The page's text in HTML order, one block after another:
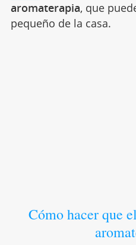
aromaterapia, que
pequeño de la casa.
Cómo hacer que